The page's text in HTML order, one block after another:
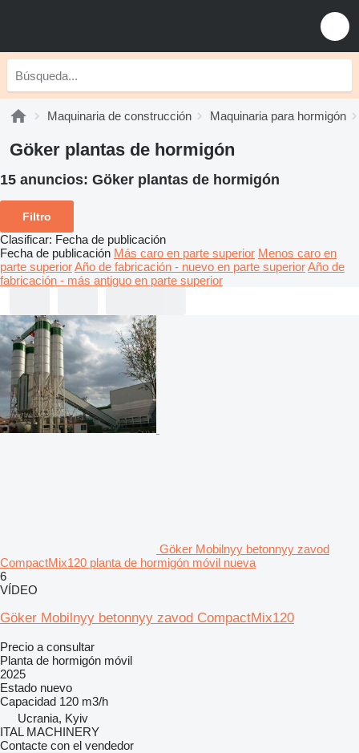
Maquinaria de construcción Maquinaria para hormigón
Göker plantas de hormigón
15 anuncios: Göker plantas de hormigón
Filtro
Clasificar: Fecha de publicación
Fecha de publicación Más caro en parte superior Menos caro en
parte superiorAño de fabricación - nuevo en parte superiorAño de
fabricación - más antiguo en parte superior
Göker Mobilnyy betonnyy zavod
CompactMix120 planta de hormigón móvil nueva
6
VÍDEO
Göker Mobilnyy betonnyy zavod CompactMix120
Precio a consultar
Planta de hormigón móvil
2025
Estado nuevo
Capacidad 120 m3/h
Ucrania, Kyiv
ITAL MACHINERY
Contacte con el vendedor